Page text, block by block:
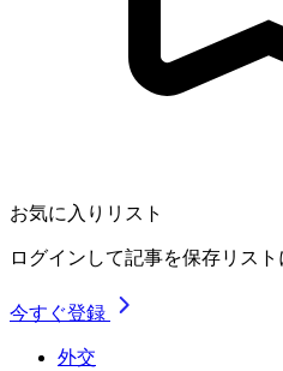
お気に入りリスト
ログインして記事を保存リスト
今すぐ登録
外交